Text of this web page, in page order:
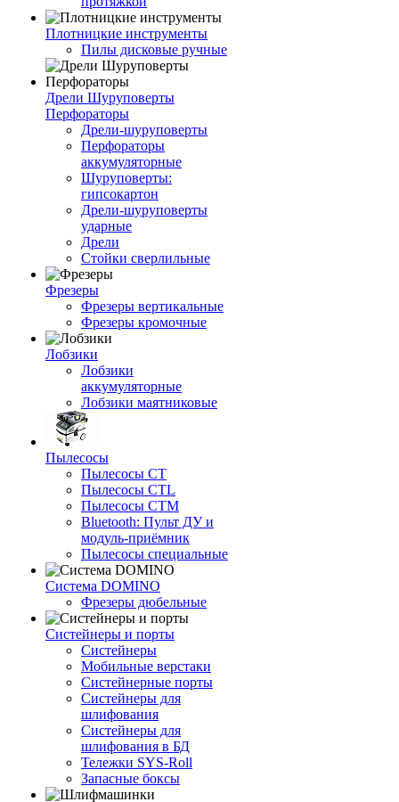
Плотницкие инструменты
Пилы дисковые ручные
Дрели Шуруповерты
Перфораторы
Дрели-шуруповерты
Перфораторы
аккумуляторные
Шуруповерты:
гипсокартон
Дрели-шуруповерты
ударные
Дрели
Стойки сверлильные
Фрезеры
Фрезеры вертикальные
Фрезеры кромочные
Лобзики
Лобзики
аккумуляторные
Лобзики маятниковые
Пылесосы
Пылесосы CT
Пылесосы CTL
Пылесосы CTM
Bluetooth: Пульт ДУ и
модуль-приёмник
Пылесосы специальные
Система DOMINO
Фрезеры дюбельные
Систейнеры и порты
Систейнеры
Мобильные верстаки
Систейнерные порты
Систейнеры для
шлифования
Систейнеры для
шлифования в БД
Тележки SYS-Roll
Запасные боксы